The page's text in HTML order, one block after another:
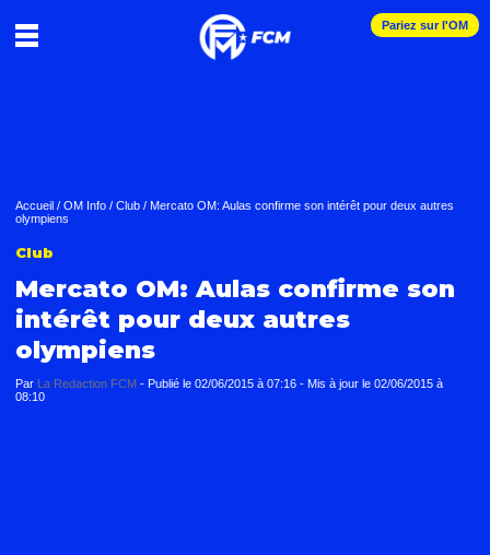
Pariez sur l'OM
Accueil / OM Info / Club / Mercato OM: Aulas confirme son intérêt pour deux autres
olympiens
Club
Mercato OM: Aulas confirme son
intérêt pour deux autres
olympiens
Par La Redaction FCM - Publié le 02/06/2015 à 07:16 - Mis à jour le 02/06/2015 à
08:10